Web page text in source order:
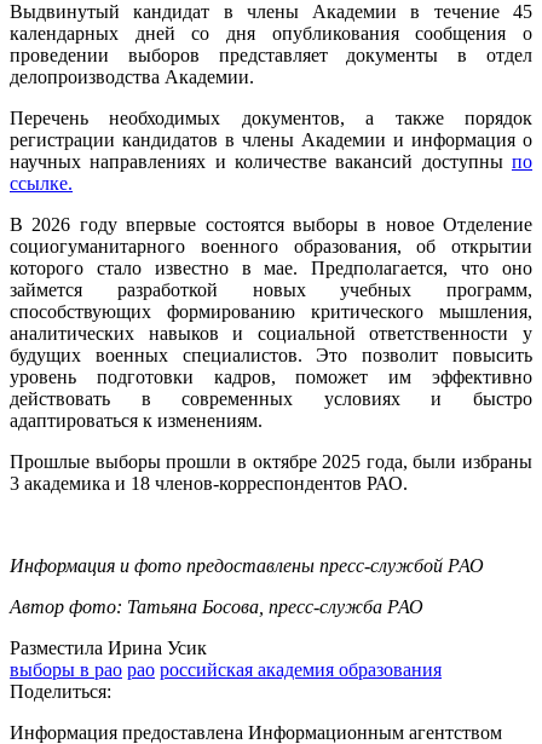
Выдвинутый кандидат в члены Академии в течение 45
календарных дней со дня опубликования сообщения о
проведении выборов представляет документы в отдел
делопроизводства Академии.
Перечень необходимых документов, а также порядок
регистрации кандидатов в члены Академии и информация о
научных направлениях и количестве вакансий доступны по
ссылке.
В 2026 году впервые состоятся выборы в новое Отделение
социогуманитарного военного образования, об открытии
которого стало известно в мае. Предполагается, что оно
займется разработкой новых учебных программ,
способствующих формированию критического мышления,
аналитических навыков и социальной ответственности у
будущих военных специалистов. Это позволит повысить
уровень подготовки кадров, поможет им эффективно
действовать в современных условиях и быстро
адаптироваться к изменениям.
Прошлые выборы прошли в октябре 2025 года, были избраны
3 академика и 18 членов-корреспондентов РАО.
Информация и фото предоставлены пресс-службой РАО
Автор фото: Татьяна Босова, пресс-служба РАО
Разместила Ирина Усик
выборы в рао рао российская академия образования
Поделиться:
Информация предоставлена Информационным агентством